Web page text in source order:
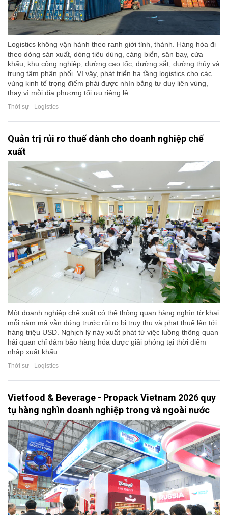
Logistics không vận hành theo ranh giới tỉnh, thành. Hàng hóa đi
theo dòng sản xuất, dòng tiêu dùng, cảng biển, sân bay, cửa
khẩu, khu công nghiệp, đường cao tốc, đường sắt, đường thủy và
trung tâm phân phối. Vì vậy, phát triển hạ tầng logistics cho các
vùng kinh tế trọng điểm phải được nhìn bằng tư duy liên vùng,
thay vì mỗi địa phương tối ưu riêng lẻ.
Thời sự - Logistics
Quản trị rủi ro thuế dành cho doanh nghiệp chế
xuất
Một doanh nghiệp chế xuất có thể thông quan hàng nghìn tờ khai
mỗi năm mà vẫn đứng trước rủi ro bị truy thu và phạt thuế lên tới
hàng triệu USD. Nghịch lý này xuất phát từ việc luồng thông quan
hải quan chỉ đảm bảo hàng hóa được giải phóng tại thời điểm
nhập xuất khẩu.
Thời sự - Logistics
Vietfood & Beverage - Propack Vietnam 2026 quy
tụ hàng nghìn doanh nghiệp trong và ngoài nước